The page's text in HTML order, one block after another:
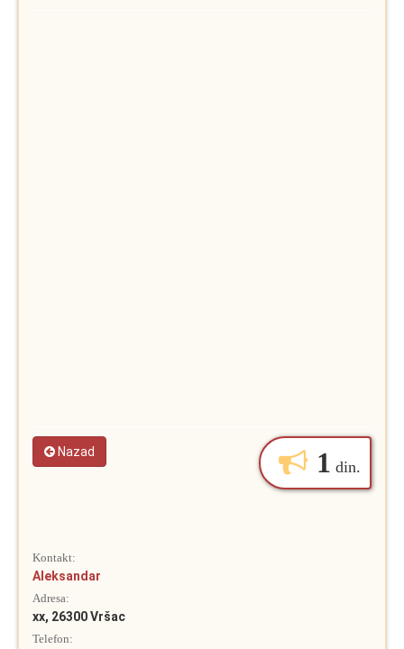
Nazad 1 din.
Kontakt:
Aleksandar
Adresa:
xx, 26300 Vršac
Telefon: